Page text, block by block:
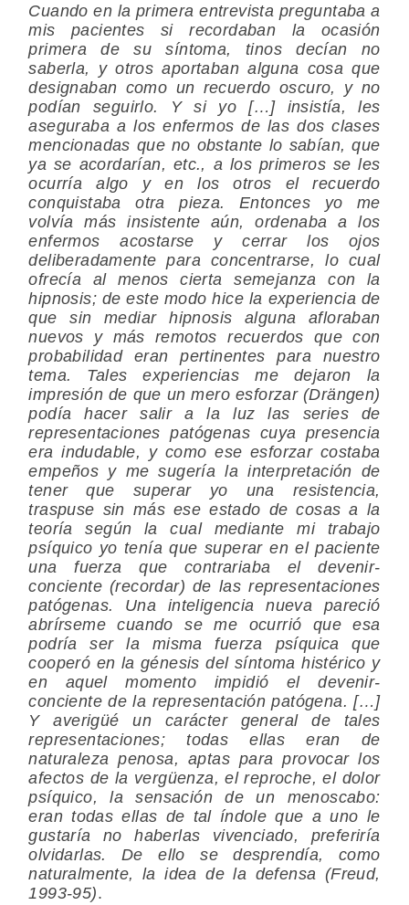
Cuando en la primera entrevista preguntaba a
mis pacientes si recordaban la ocasión
primera de su síntoma, tinos decían no
saberla, y otros aportaban alguna cosa que
designaban como un recuerdo oscuro, y no
podían seguirlo. Y si yo […] insistía, les
aseguraba a los enfermos de las dos clases
mencionadas que no obstante lo sabían, que
ya se acordarían, etc., a los primeros se les
ocurría algo y en los otros el recuerdo
conquistaba otra pieza. Entonces yo me
volvía más insistente aún, ordenaba a los
enfermos acostarse y cerrar los ojos
deliberadamente para concentrarse, lo cual
ofrecía al menos cierta semejanza con la
hipnosis; de este modo hice la experiencia de
que sin mediar hipnosis alguna afloraban
nuevos y más remotos recuerdos que con
probabilidad eran pertinentes para nuestro
tema. Tales experiencias me dejaron la
impresión de que un mero esforzar (Drängen)
podía hacer salir a la luz las series de
representaciones patógenas cuya presencia
era indudable, y como ese esforzar costaba
empeños y me sugería la interpretación de
tener que superar yo una resistencia,
traspuse sin más ese estado de cosas a la
teoría según la cual mediante mi trabajo
psíquico yo tenía que superar en el paciente
una fuerza que contrariaba el devenir-
conciente (recordar) de las representaciones
patógenas. Una inteligencia nueva pareció
abrírseme cuando se me ocurrió que esa
podría ser la misma fuerza psíquica que
cooperó en la génesis del síntoma histérico y
en aquel momento impidió el devenir-
conciente de la representación patógena. […]
Y averigüé un carácter general de tales
representaciones; todas ellas eran de
naturaleza penosa, aptas para provocar los
afectos de la vergüenza, el reproche, el dolor
psíquico, la sensación de un menoscabo:
eran todas ellas de tal índole que a uno le
gustaría no haberlas vivenciado, preferiría
olvidarlas. De ello se desprendía, como
naturalmente, la idea de la defensa (Freud,
1993-95).